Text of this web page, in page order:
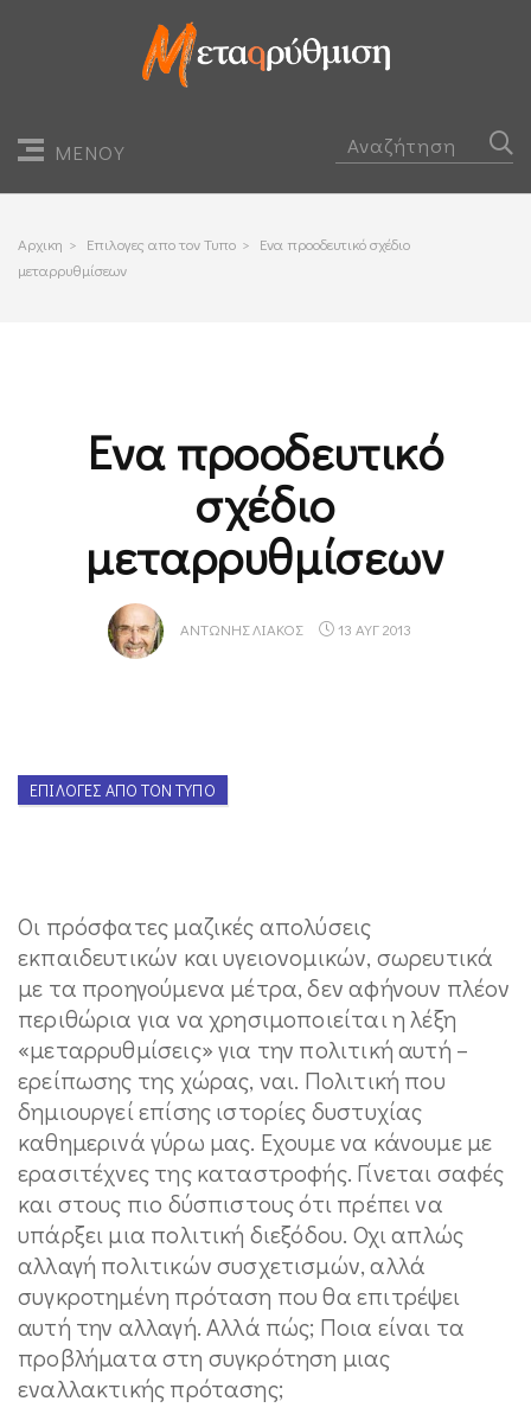
ΜΕΝΟΥ
Αρχικη > Επιλογες απο τον Τυπο > Ενα προοδευτικό σχέδιο
μεταρρυθμίσεων
Ενα προοδευτικό
σχέδιο
μεταρρυθμίσεων
ΑΝΤΏΝΗΣ ΛΙΆΚΟΣ 13 ΑΥΓ 2013
ΕΠΙΛΟΓΈΣ ΑΠΌ ΤΟΝ ΤΎΠΟ
Οι πρόσφατες μαζικές απολύσεις
εκπαιδευτικών και υγειονομικών, σωρευτικά
με τα προηγούμενα μέτρα, δεν αφήνουν πλέον
περιθώρια για να χρησιμοποιείται η λέξη
«μεταρρυθμίσεις» για την πολιτική αυτή –
ερείπωσης της χώρας, ναι. Πολιτική που
δημιουργεί επίσης ιστορίες δυστυχίας
καθημερινά γύρω μας. Εχουμε να κάνουμε με
ερασιτέχνες της καταστροφής. Γίνεται σαφές
και στους πιο δύσπιστους ότι πρέπει να
υπάρξει μια πολιτική διεξόδου. Οχι απλώς
αλλαγή πολιτικών συσχετισμών, αλλά
συγκροτημένη πρόταση που θα επιτρέψει
αυτή την αλλαγή. Αλλά πώς; Ποια είναι τα
προβλήματα στη συγκρότηση μιας
εναλλακτικής πρότασης;